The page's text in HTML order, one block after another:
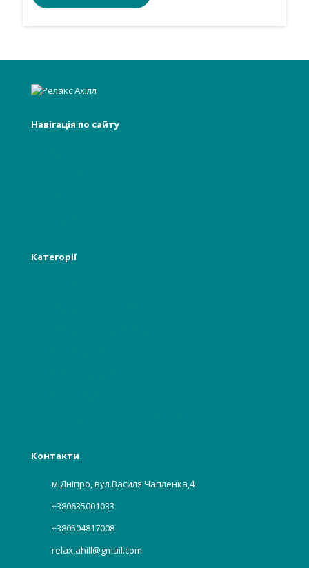
Навігація по сайту
Категорії
Контакти
м.Дніпро, вул.Василя Чапленка,4
+380635001033
+380504817008
relax.ahill@gmail.com